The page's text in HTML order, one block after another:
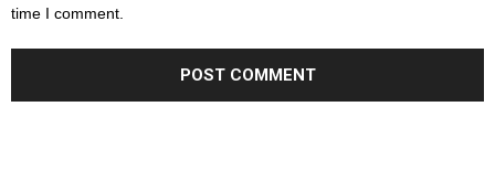
time I comment.